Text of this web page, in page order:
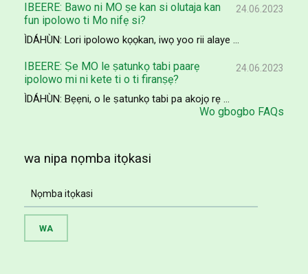
24.06.2023
IBEERE: Bawo ni MO ṣe kan si olutaja kan
fun ipolowo ti Mo nifẹ si?
ÌDÁHÙN: Lori ipolowo kọọkan, iwọ yoo rii alaye ...
24.06.2023
IBEERE: Ṣe MO le ṣatunkọ tabi paarẹ
ipolowo mi ni kete ti o ti firanṣẹ?
ÌDÁHÙN: Bẹẹni, o le ṣatunkọ tabi pa akojọ rẹ ...
Wo gbogbo FAQs
wa nipa nọmba itọkasi